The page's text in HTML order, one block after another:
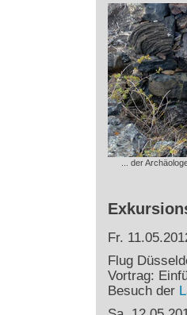
... der
Fr.
Flug
Vortrag:
Besuch der